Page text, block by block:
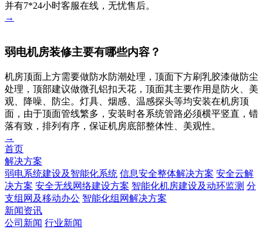
并有7*24小时客服在线，无忧售后。
→
弱电机房装修主要有哪些内容？
机房顶面上方需要做防水防潮处理，顶面下方刷乳胶漆做防尘
处理，顶部建议做微孔铝扣天花，顶面其主要作用是防火、美
观、降噪、防尘。灯具、烟感、温感探头等均安装在机房顶
面，由于顶面管线繁多，安装时各系统管路必须横平竖直，错
落有致，排列有序，保证机房底部整体性、美观性。
→
首页
解决方案
弱电系统建设及智能化系统 信息安全整体解决方案 安全云解
决方案 安全无线网络建设方案 智能化机房建设及动环监测 分
支组网及移动办公 智能化组网解决方案
新闻资讯
公司新闻 行业新闻